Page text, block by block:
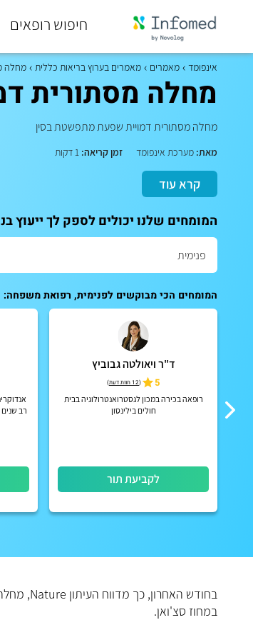
חיפוש רופאים
סוף
התפריט
אינפומד מאמרים מאמרים בערוץ בריאות כללית מחלה
מחלה מסתורית
מחלה מסתורית דמויית שפעת מתפשטת בסין
מאת: מערכת אינפומד זמן קריאה:
קרא עוד
המומחים שלנו יכולים לספק לך
המומחים הכי מבוקשים לפנימית, רפואת משפחה:
ד"ר ויאולטה גבוביץ
5
(12 חוות דעת )
רופאה בכירה במכון לגסטרואנטרולוגיה בבית
חולים בילינסון
לקביעת תור
רב
במחוז סצ'ואן.